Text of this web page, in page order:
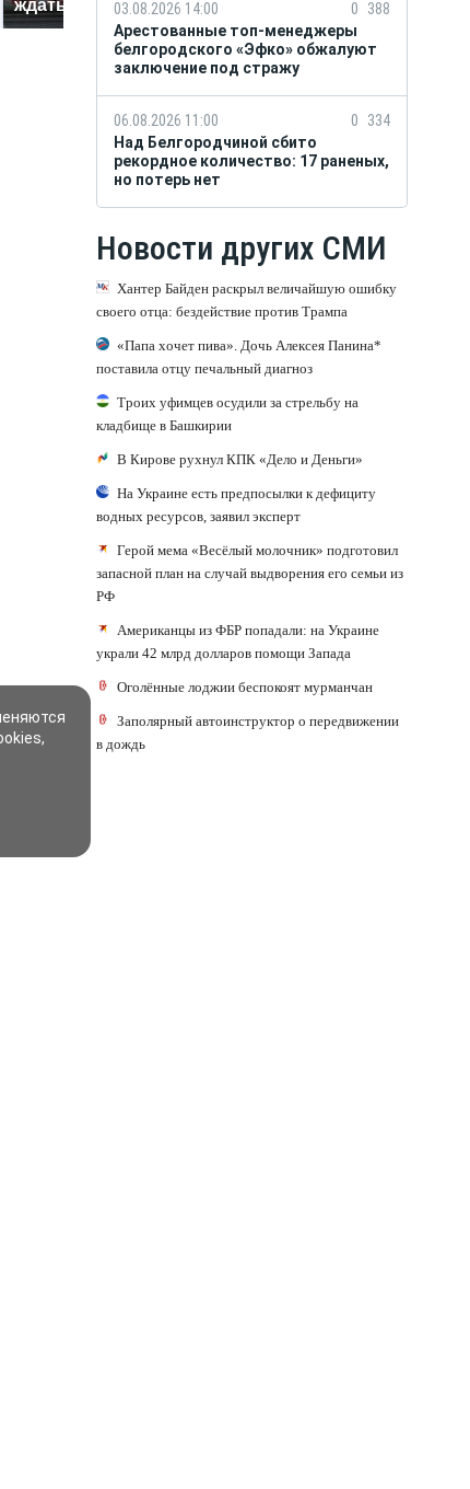
ждать всем нам?
продукта: что купить?
03.08.2026 14:00 0
388
Арестованные топ-менеджеры
белгородского «Эфко» обжалуют
заключение под стражу
06.08.2026 11:00 0
334
Над Белгородчиной сбито
рекордное количество: 17 раненых,
но потерь нет
Новости других СМИ
Хантер Байден раскрыл величайшую ошибку
своего отца: бездействие против Трампа
«Папа хочет пива». Дочь Алексея Панина*
поставила отцу печальный диагноз
Троих уфимцев осудили за стрельбу на
кладбище в Башкирии
В Кирове рухнул КПК «Дело и Деньги»
На Украине есть предпосылки к дефициту
водных ресурсов, заявил эксперт
Герой мема «Весёлый молочник» подготовил
запасной план на случай выдворения его семьи из
РФ
Американцы из ФБР попадали: на Украине
украли 42 млрд долларов помощи Запада
Оголённые лоджии беспокоят мурманчан
Заполярный автоинструктор о передвижении
в дождь